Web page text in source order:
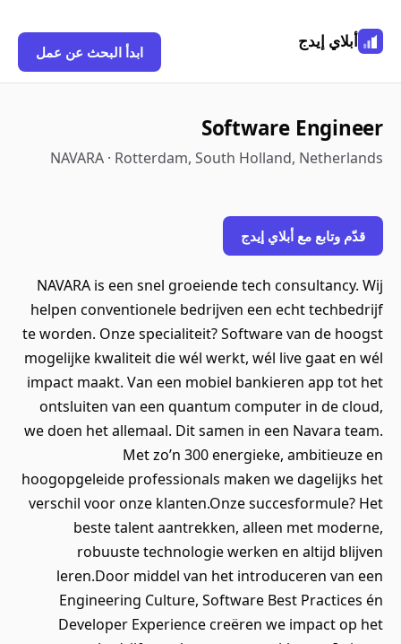
أبلاي إيدج
ابدأ البحث عن عمل
Software Engineer
NAVARA · Rotterdam, South Holland, Netherlands
قدّم وتابع مع أبلاي إيدج
NAVARA is een snel groeiende tech consultancy. Wij
helpen conventionele bedrijven een echt techbedrijf
te worden. Onze specialiteit? Software van de hoogst
mogelijke kwaliteit die wél werkt, wél live gaat en wél
impact maakt. Van een mobiel bankieren app tot het
ontsluiten van een quantum computer in de cloud,
we doen het allemaal. Dit samen in een Navara team.
Met zo’n 300 energieke, ambitieuze en
hoogopgeleide professionals maken we dagelijks het
verschil voor onze klanten.Onze succesformule? Het
beste talent aantrekken, alleen met moderne,
robuuste technologie werken en altijd blijven
leren.Door middel van het introduceren van een
Engineering Culture, Software Best Practices én
Developer Experience creëren we impact op het